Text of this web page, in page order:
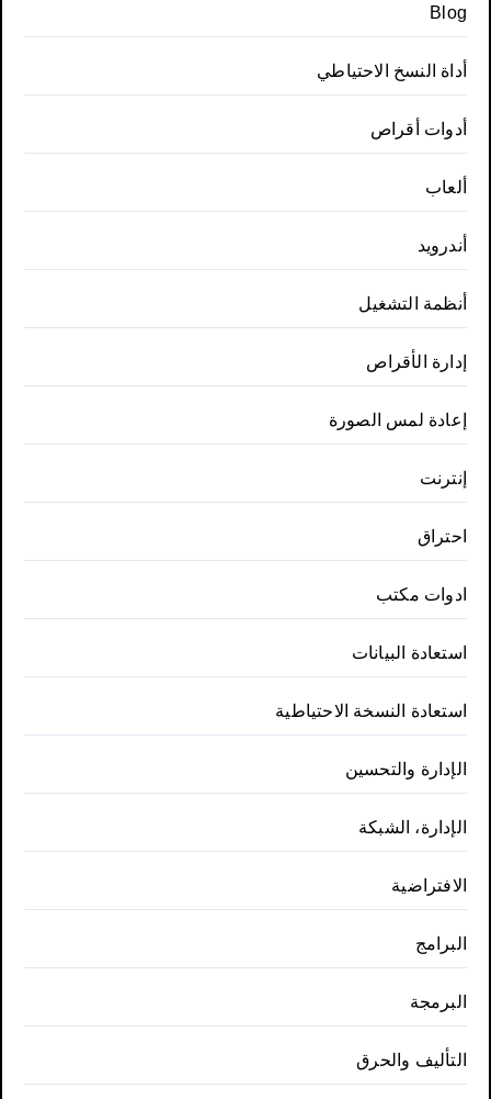
Blog
أداة النسخ الاحتياطي
أدوات أقراص
ألعاب
أندرويد
أنظمة التشغيل
إدارة الأقراص
إعادة لمس الصورة
إنترنت
احتراق
ادوات مكتب
استعادة البيانات
استعادة النسخة الاحتياطية
الإدارة والتحسين
الإدارة، الشبكة
الافتراضية
البرامج
البرمجة
التأليف والحرق